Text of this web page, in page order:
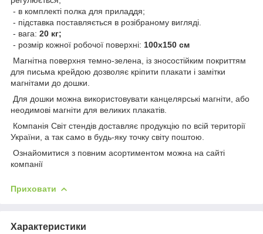
- в комплекті полка для приладдя;
- підставка поставляється в розібраному вигляді.
- вага: 20 кг;
- розмір кожної робочої поверхні: 100х150 см
Магнітна поверхня темно-зелена, із зносостійким покриттям
для письма крейдою дозволяє кріпити плакати і замітки
магнітами до дошки.
Для дошки можна використовувати канцелярські магніти, або
неодимові магніти для великих плакатів.
Компанія Світ стендів доставляє продукцію по всій території
України, а так само в будь-яку точку світу поштою.
Ознайомитися з повним асортиментом можна на сайті
компанії
Приховати
Характеристики